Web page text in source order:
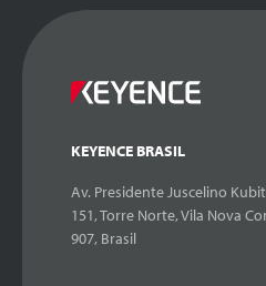
KEYENCE BRASIL
Av. Presidente Juscelino
151, Torre Norte, Vila Nova
907, Brasil